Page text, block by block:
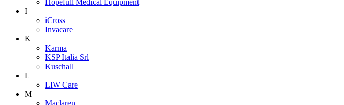
I
iCross
Invacare
K
Karma
KSP Italia Srl
Kuschall
L
LIW Care
M
Maclaren